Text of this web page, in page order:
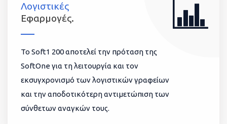
Λογιστικές
Εφαρμογές.
To Soft1 200 αποτελεί την πρόταση της
SoftOne για τη λειτουργία και τον
εκσυγχρονισμό των λογιστικών γραφείων
και την αποδοτικότερη αντιμετώπιση των
σύνθετων αναγκών τους.